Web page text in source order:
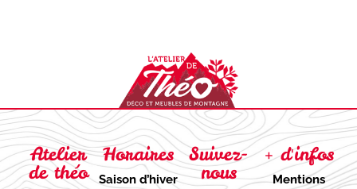
Atelier
de théo
Horaires
Saison d’hiver
Suivez-
nous
+ d'infos
Mentions